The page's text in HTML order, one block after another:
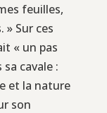
feuilles,
» Sur ces
« un pas
cavale :
et la nature
son